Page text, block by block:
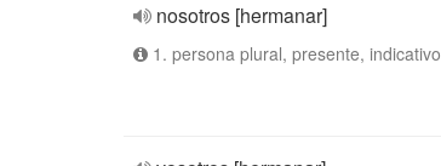
nosotros [hermanar]
1. persona plural, presente, indicativo